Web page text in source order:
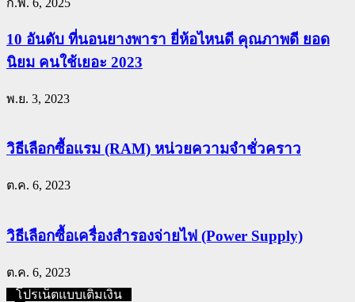
ก.พ. 6, 2025
10 อันดับ ที่นอนยางพารา ยี่ห้อไหนดี คุณภาพดี ยอด
นิยม คนใช้เยอะ 2023
พ.ย. 3, 2023
วิธีเลือกซื้อแรม (RAM) หน่วยความจำชั่วคราว
ต.ค. 6, 2023
วิธีเลือกซื้อเครื่องสำรองจ่ายไฟ (Power Supply)
ต.ค. 6, 2023
โปรเน็ตแบบเติมเงิน